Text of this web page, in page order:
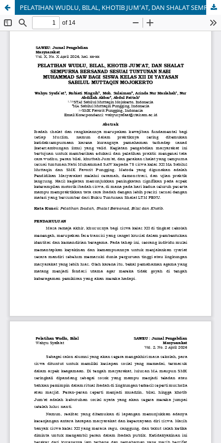
PELATIHAN WUDLU, BILAL, KHOTIB JUM’AT, DAN SHALAT SEMPURNA BERSANAD SESUAI TUNTUNAN NABI MUHAMMAD SAW BAGI SISWA KELAS XII DI YAYASAN SABILUL MUTTAQIN MOJOKERTO